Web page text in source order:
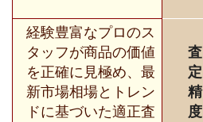
経験豊富なプロのス
タッフが商品の価値
を正確に見極め、最
新市場相場とトレン
ドに基づいた適正査
査
定
精
度